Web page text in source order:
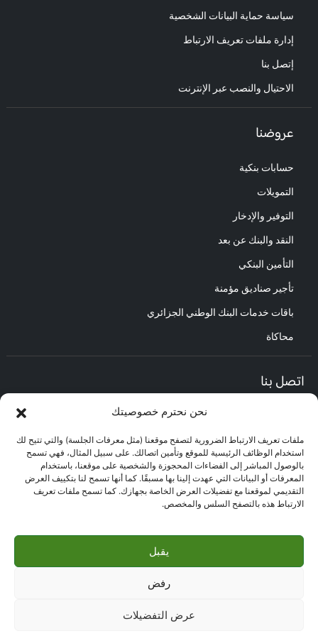
نحن نحترم خصوصيتك
ملفات تعريف الارتباط الضرورية لتصفح موقعنا (مثل معرفات الجلسة) والتي تتيح لك
استخدام الوظائف الرئيسية للموقع وتأمين اتصالك. على سبيل المثال، فهي تسمح
بالوصول المباشر إلى الفضاءات المحجوزة والشخصية على موقعنا، باستخدام
المعرفات أو البيانات التي عهدت إلينا بها مسبقًا. كما أنها تسمح لنا بتكييف العرض
التقديمي لموقعنا مع تفضيلات العرض الخاصة بجهازك. كما تسمح ملفات تعريف
الارتباط هذه بالتصفح السلس والمخصص.
يقبل
رفض
عرض التفضيلات
سياسة حماية البيانات الشخصية
إدارة ملفات تعريف الارتباط
إتصل بنا
الاحتيال والنصب عبر الإنترنت
عروضنا
حسابات بنكية
التمويلات
التوفير والإدخار
النقد والبنك عن بعد
التأمين البنكي
تأجير صناديق مؤمنة
باقات خدمات البنك الوطني الجزائري
محاكاة
اتصل بنا
مركز العلاقات مع الزبائن :
البريد الإلكتروني : CEC@bna.dz
العنوان : حي الأعمال باب الزوار.
الهاتف: 3306/0770.20.33.06
مركز الاتصال :3306
الاستضافة والتصميم بواسطة